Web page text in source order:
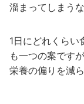
溜まってしまう
1日にどれくら
も一つの案です
栄養の偏りを減